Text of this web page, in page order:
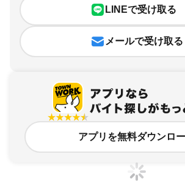
LINEで受け取る
メールで受け取る
アプリを無料ダウンロ